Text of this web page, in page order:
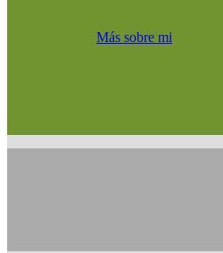
Más sobre mi